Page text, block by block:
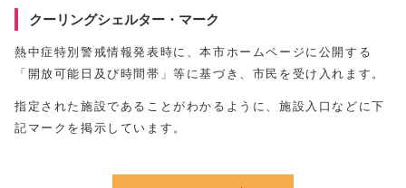
クーリングシェルター・マーク
熱中症特別警戒情報発表時に、本市ホームページに公開する
「開放可能日及び時間帯」等に基づき、市民を受け入れます。
指定された施設であることがわかるように、施設入口などに下
記マークを掲示しています。